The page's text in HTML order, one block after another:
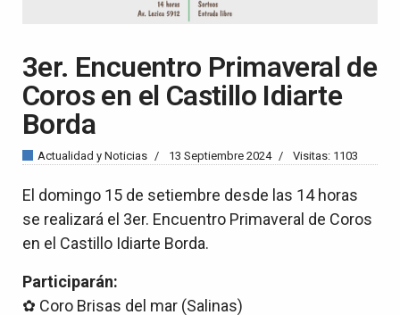
3er. Encuentro Primaveral de
Coros en el Castillo Idiarte
Borda
Actualidad y Noticias 13 Septiembre 2024 Visitas: 1103
El domingo 15 de setiembre desde las 14 horas
se realizará el 3er. Encuentro Primaveral de Coros
en el Castillo Idiarte Borda.
Participarán:
✿ Coro Brisas del mar (Salinas)